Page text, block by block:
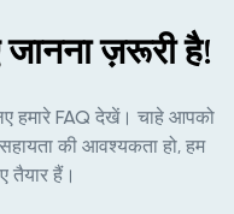
ज़रूरी है!
हमारे FAQ देखें। चाहे आपको
की आवश्यकता हो, हम
तैयार हैं।